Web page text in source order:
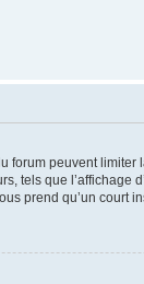
forum peuvent
tels que
prend qu’un court